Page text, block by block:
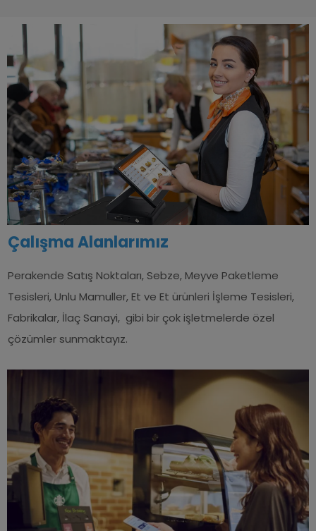
ÇalışmaAlanlarımız
Perakende Satış Noktaları, Sebze, Meyve Paketleme
Tesisleri, Unlu Mamuller, Et ve Et ürünleri İşleme Tesisleri,
Fabrikalar, İlaç Sanayi, gibi bir çok işletmelerde özel
çözümler sunmaktayız.